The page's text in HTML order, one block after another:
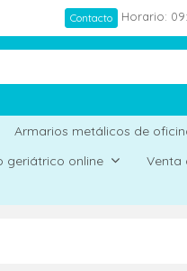
Contacto Horario:
Armarios metálicos de
geriátrico online
Venta